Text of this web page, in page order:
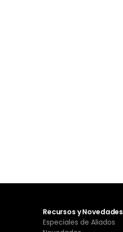
Recursos y Novedades
Especiales de Aliados